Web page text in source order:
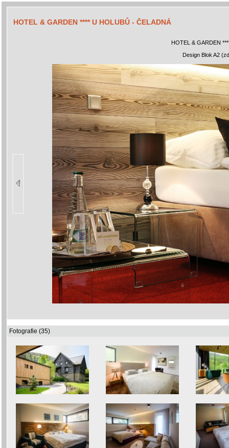
HOTEL & GARDEN **** U HOLUBŮ - ČELADNÁ
HOTEL & GARDEN
Design Blok A2
Fotografie (35)